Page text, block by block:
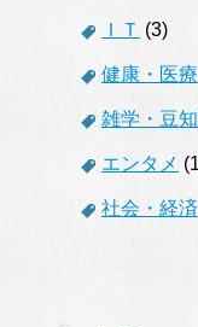
ＩＴ (3)
健康・医療
雑学・豆
エンタメ
社会・経済